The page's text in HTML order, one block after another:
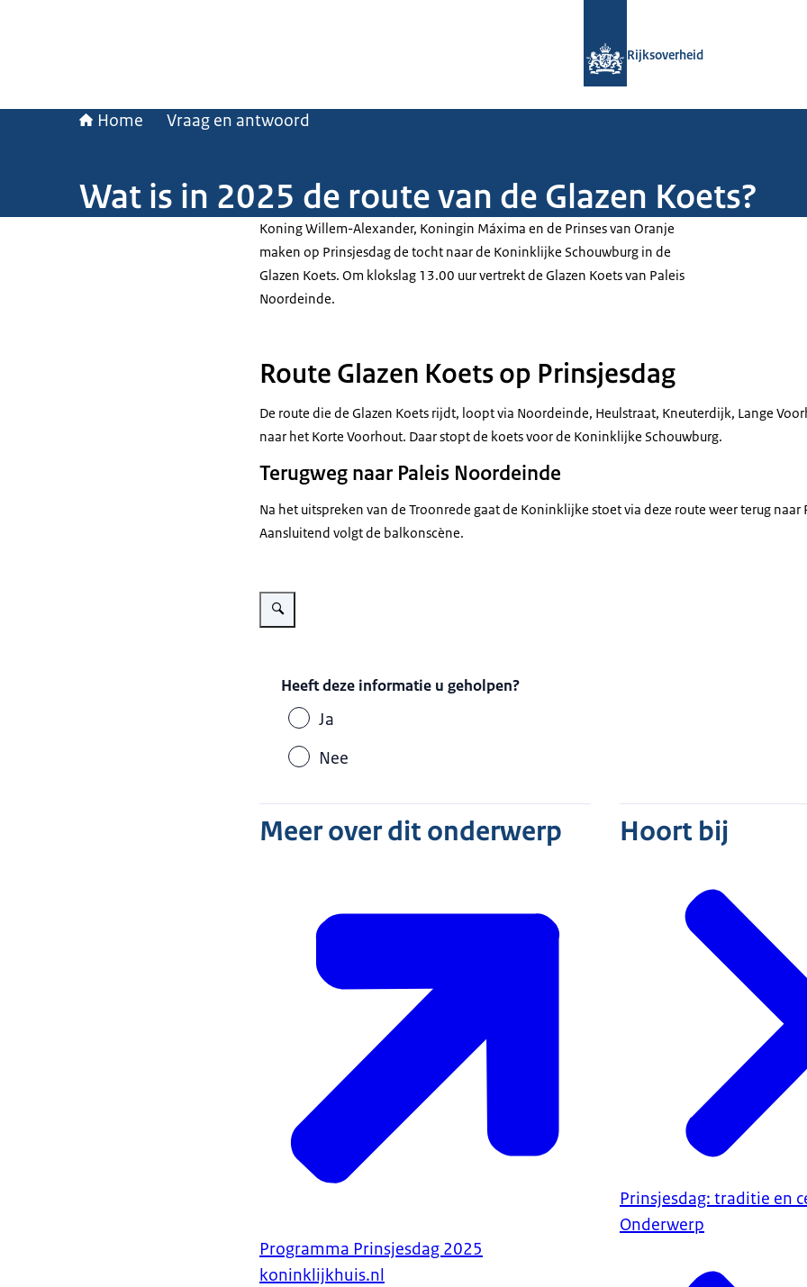
Rijksoverheid
Home Vraag en antwoord
Wat is in 2025 de route van de Glazen Koets?
Koning Willem-Alexander, Koningin Máxima en de Prinses van Oranje
maken op Prinsjesdag de tocht naar de Koninklijke Schouwburg in de
Glazen Koets. Om klokslag 13.00 uur vertrekt de Glazen Koets van Paleis
Noordeinde.
Route Glazen Koets op Prinsjesdag
De route die de Glazen Koets rijdt, loopt via Noordeinde, Heulstraat, Kneuterdijk, Lange
naar het Korte Voorhout. Daar stopt de koets voor de Koninklijke Schouwburg.
Terugweg naar Paleis Noordeinde
Na het uitspreken van de Troonrede gaat de Koninklijke stoet via deze route weer terug naar
Aansluitend volgt de balkonscène.
Vergroot afbeelding Route van de Glazen Koets tijdens Prinsjesdag 2023
Heeft deze informatie u geholpen?
Ja
Nee
Meer over dit onderwerp
Programma Prinsjesdag 2025
koninklijkhuis.nl
Hoort bij
Prinsjesdag: traditie en
Onderwerp